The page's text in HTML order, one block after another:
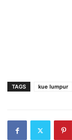
TAGS kue lumpur